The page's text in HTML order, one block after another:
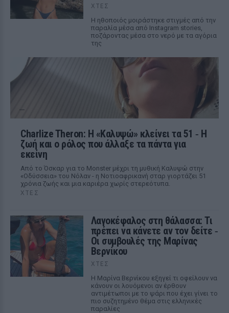
ΧΤΕΣ
Η ηθοποιός μοιράστηκε στιγμές από την
παραλία μέσα από Instagram stories,
ποζάροντας μέσα στο νερό με τα αγόρια
της
Charlize Theron: Η «Καλυψώ» κλείνει τα 51 ‑ H
ζωή και ο ρόλος που άλλαξε τα πάντα για
εκείνη
Από το Όσκαρ για το Monster μέχρι τη μυθική Καλυψώ στην
«Οδύσσεια» του Νόλαν - η Νοτιοαφρικανή σταρ γιορτάζει 51
χρόνια ζωής και μια καριέρα χωρίς στερεότυπα.
ΧΤΕΣ
Λαγοκέφαλος στη θάλασσα: Τι
πρέπει να κάνετε αν τον δείτε ‑
Οι συμβουλές της Μαρίνας
Βερνίκου
ΧΤΕΣ
Η Μαρίνα Βερνίκου εξηγεί τι οφείλουν να
κάνουν οι λουόμενοι αν έρθουν
αντιμέτωποι με το ψάρι που έχει γίνει το
πιο συζητημένο θέμα στις ελληνικές
παραλίες